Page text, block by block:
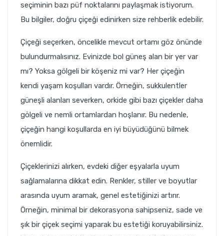
seçiminin bazı püf noktalarını paylaşmak istiyorum.
Bu bilgiler, doğru çiçeği edinirken size rehberlik edebilir.
Çiçeği seçerken, öncelikle mevcut ortamı göz önünde
bulundurmalısınız. Evinizde bol güneş alan bir yer var
mı? Yoksa gölgeli bir köşeniz mi var? Her çiçeğin
kendi yaşam koşulları vardır. Örneğin, sukkulentler
güneşli alanları severken, orkide gibi bazı çiçekler daha
gölgeli ve nemli ortamlardan hoşlanır. Bu nedenle,
çiçeğin hangi koşullarda en iyi büyüdüğünü bilmek
önemlidir.
Çiçeklerinizi alırken, evdeki diğer eşyalarla uyum
sağlamalarına dikkat edin. Renkler, stiller ve boyutlar
arasında uyum aramak, genel estetiğinizi artırır.
Örneğin, minimal bir dekorasyona sahipseniz, sade ve
şık bir çiçek seçimi yaparak bu estetiği koruyabilirsiniz.